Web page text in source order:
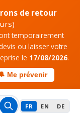
de retour
temporairement
ou laisser votre
le 17/08/2026.
Me prévenir
FR EN DE